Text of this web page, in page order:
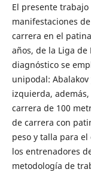
El presente
manifestaciones
carrera en el
años, de la Liga de
diagnóstico se
unipodal:
izquierda,
carrera de 100
de carrera con
peso y talla para
los entrenadores
metodología de